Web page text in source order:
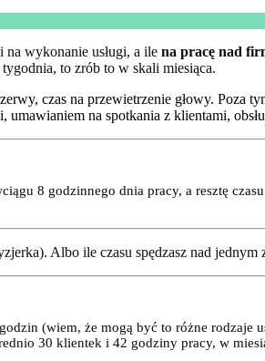
wykonanie usługi, a ile na pracę nad
to zrób to w skali miesiąca.
czas na przewietrzenie głowy. Poza
na spotkania z klientami,
8 godzinnego dnia pracy, a resztę
Albo ile czasu spędzasz nad
(wiem, że mogą być to różne rodzaje
30 klientek i 42 godziny pracy, w